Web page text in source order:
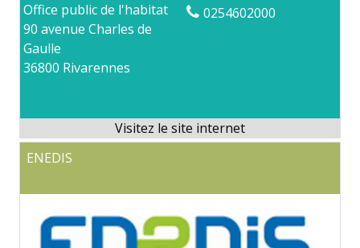
Office public de l'habitat
90 avenue Charles de
Gaulle
36800 Rivarennes
0254602000
ENEDIS